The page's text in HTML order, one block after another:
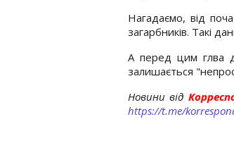
Нагадаємо, від
загарбників. Такі
А перед цим глва
залишається
Новини від
https://t.me/